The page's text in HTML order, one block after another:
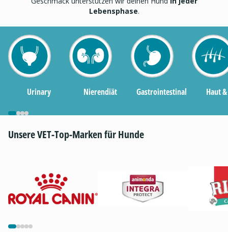
Lebensphase.
Urinary Nierendiät Gastrointestinal Haut
Unsere VET-Top-Marken für Hunde